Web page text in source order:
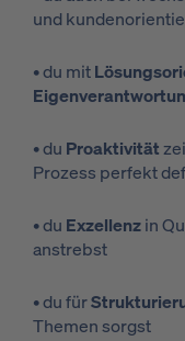
und
• du mit
• du Proaktivität
Prozess perfekt
• du Exzellenzin
anstrebst
• du für
Themen sorgst